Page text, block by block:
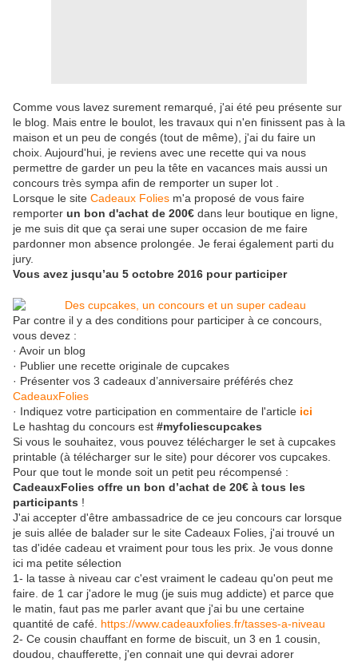
Comme vous lavez surement remarqué, j'ai été peu présente sur
le blog. Mais entre le boulot, les travaux qui n'en finissent pas à la
maison et un peu de congés (tout de même), j'ai du faire un
choix. Aujourd'hui, je reviens avec une recette qui va nous
permettre de garder un peu la tête en vacances mais aussi un
concours très sympa afin de remporter un super lot .
Lorsque le site Cadeaux Folies m'a proposé de vous faire
remporter un bon d'achat de 200€ dans leur boutique en ligne,
je me suis dit que ça serai une super occasion de me faire
pardonner mon absence prolongée. Je ferai également parti du
jury.
Vous avez jusqu’au 5 octobre 2016 pour participer
Par contre il y a des conditions pour participer à ce concours,
vous devez :
· Avoir un blog
· Publier une recette originale de cupcakes
· Présenter vos 3 cadeaux d’anniversaire préférés chez
CadeauxFolies
· Indiquez votre participation en commentaire de l'article ici
Le hashtag du concours est #myfoliescupcakes
Si vous le souhaitez, vous pouvez télécharger le set à cupcakes
printable (à télécharger sur le site) pour décorer vos cupcakes.
Pour que tout le monde soit un petit peu récompensé :
CadeauxFolies offre un bon d’achat de 20€ à tous les
participants !
J'ai accepter d'être ambassadrice de ce jeu concours car lorsque
je suis allée de balader sur le site Cadeaux Folies, j'ai trouvé un
tas d'idée cadeau et vraiment pour tous les prix. Je vous donne
ici ma petite sélection
1- la tasse à niveau car c'est vraiment le cadeau qu'on peut me
faire. de 1 car j'adore le mug (je suis mug addicte) et parce que
le matin, faut pas me parler avant que j'ai bu une certaine
quantité de café. https://www.cadeauxfolies.fr/tasses-a-niveau
2- Ce cousin chauffant en forme de biscuit, un 3 en 1 cousin,
doudou, chaufferette, j'en connait une qui devrai adorer